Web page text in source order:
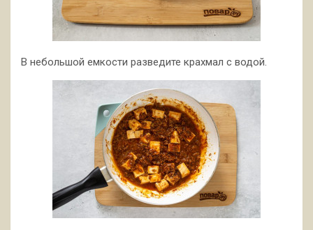
В небольшой емкости разведите крахмал с водой.